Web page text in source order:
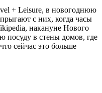
+ Leisure, в новогоднюю
с них, когда часы
накануне Нового
посуду в стены домов, где
сейчас это больше